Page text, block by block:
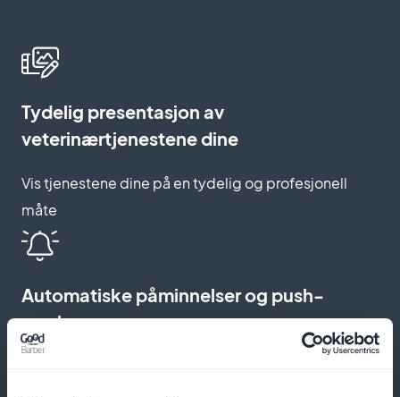
Tydelig presentasjon av
veterinærtjenestene dine
Vis tjenestene dine på en tydelig og profesjonell
måte
Automatiske påminnelser og push-
varsler